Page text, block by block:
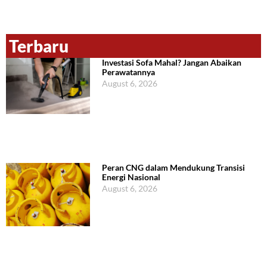
Terbaru
Investasi Sofa Mahal? Jangan Abaikan
Perawatannya
August 6, 2026
Peran CNG dalam Mendukung Transisi
Energi Nasional
August 6, 2026